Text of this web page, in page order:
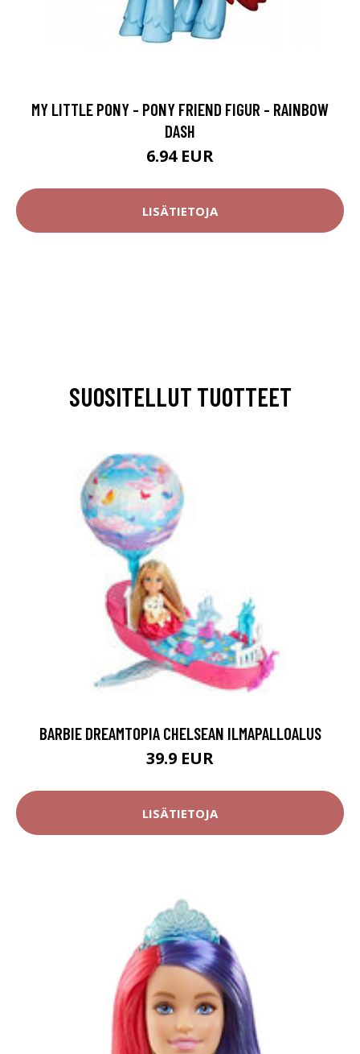
MY LITTLE PONY - PONY FRIEND FIGUR - RAINBOW
DASH
6.94 EUR
LISÄTIETOJA
SUOSITELLUT TUOTTEET
BARBIE DREAMTOPIA CHELSEAN ILMAPALLOALUS
39.9 EUR
LISÄTIETOJA